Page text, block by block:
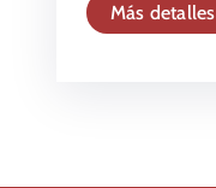
Más detalles